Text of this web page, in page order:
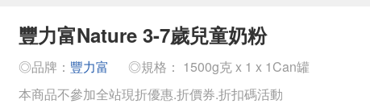
豐力富Nature 3-7歲兒童奶粉
◎品牌： 豐力富
◎規格： 1500g克 x 1 x 1Can罐
本商品不參加全站現折優惠.折價券.折扣碼活動